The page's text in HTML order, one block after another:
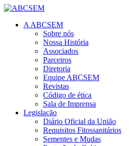
A ABCSEM
Sobre nós
Nossa História
Associados
Parceiros
Diretoria
Equipe ABCSEM
Revistas
Código de ética
Sala de Imprensa
Legislação
Diário Oficial da União
Requisitos Fitossanitários
Sementes e Mudas